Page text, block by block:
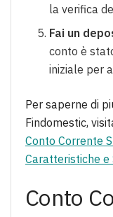
la verifica
Fai un
conto è
iniziale per
Per saperne di
Findomestic,
Conto Corrente
Caratteristiche e
Conto